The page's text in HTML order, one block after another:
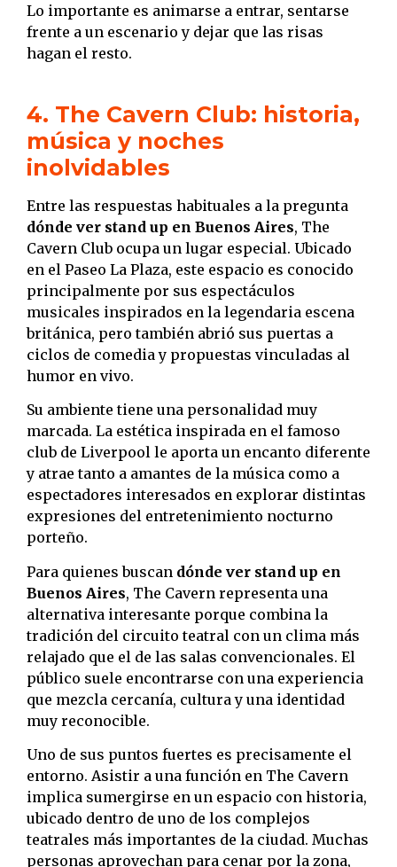
Lo importante es animarse a entrar, sentarse
frente a un escenario y dejar que las risas
hagan el resto.
4. The Cavern Club: historia,
música y noches
inolvidables
Entre las respuestas habituales a la pregunta
dónde ver stand up en Buenos Aires, The
Cavern Club ocupa un lugar especial. Ubicado
en el Paseo La Plaza, este espacio es conocido
principalmente por sus espectáculos
musicales inspirados en la legendaria escena
británica, pero también abrió sus puertas a
ciclos de comedia y propuestas vinculadas al
humor en vivo.
Su ambiente tiene una personalidad muy
marcada. La estética inspirada en el famoso
club de Liverpool le aporta un encanto diferente
y atrae tanto a amantes de la música como a
espectadores interesados en explorar distintas
expresiones del entretenimiento nocturno
porteño.
Para quienes buscan dónde ver stand up en
Buenos Aires, The Cavern representa una
alternativa interesante porque combina la
tradición del circuito teatral con un clima más
relajado que el de las salas convencionales. El
público suele encontrarse con una experiencia
que mezcla cercanía, cultura y una identidad
muy reconocible.
Uno de sus puntos fuertes es precisamente el
entorno. Asistir a una función en The Cavern
implica sumergirse en un espacio con historia,
ubicado dentro de uno de los complejos
teatrales más importantes de la ciudad. Muchas
personas aprovechan para cenar por la zona,